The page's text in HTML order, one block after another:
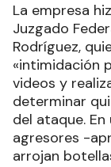
La empresa
Juzgado
Rodríguez,
«intimidación
videos y
determinar
del ataque.
agresores -
arrojan